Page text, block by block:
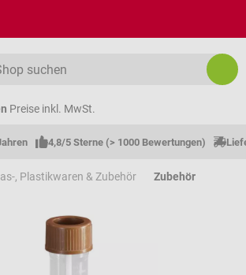
Preise inkl. MwSt.
4,8/5 Sterne (> 1000 Bewertungen)
, Plastikwaren & Zubehör Zubehör